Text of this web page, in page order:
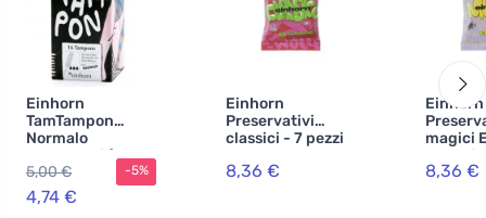
Einhorn
TamTampon
Normalo
assorbenti (16
pezzi) - cotone
organico
ipoallergenico
5,00 €
4,74 €
-5%
Einhorn
Preservativi
classici - 7 pezzi
8,36 €
Einhorn
magici
7 pezzi
8,36 €